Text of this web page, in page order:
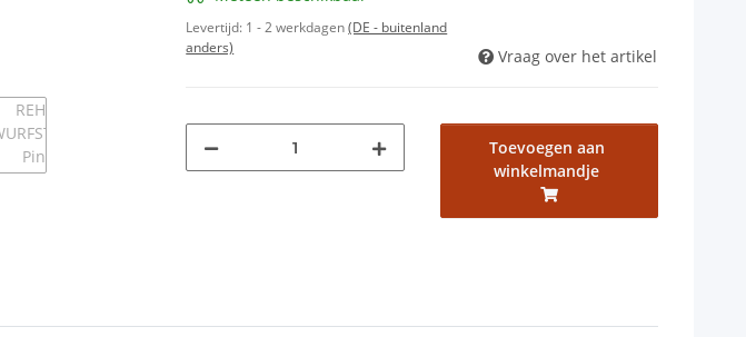
Levertijd: 1 - 2 werkdagen(DE - buitenland
anders)
Vraag over het artikel
Toevoegen aan
winkelmandje